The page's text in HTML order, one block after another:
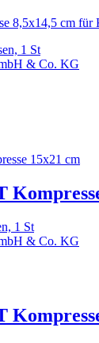
1 St
& Co. KG
1 St
& Co. KG